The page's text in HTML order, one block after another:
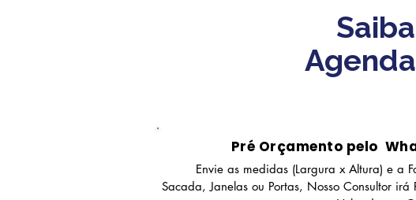
Pré Orçamento pelo
Envie as medidas (Largura x Altura) e a
Sacada, Janelas ou Portas, Nosso Consultor irá